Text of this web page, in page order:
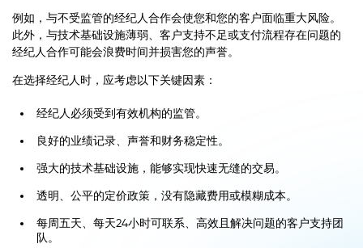
例如，与不受监管的经纪人合作会使您和您的客户面临重大风险。
此外，与技术基础设施薄弱、客户支持不足或支付流程存在问题的
经纪人合作可能会浪费时间并损害您的声誉。
在选择经纪人时，应考虑以下关键因素：
经纪人必须受到有效机构的监管。
良好的业绩记录、声誉和财务稳定性。
强大的技术基础设施，能够实现快速无缝的交易。
透明、公平的定价政策，没有隐藏费用或模糊成本。
每周五天、每天24小时可联系、高效且解决问题的客户支持团
队。